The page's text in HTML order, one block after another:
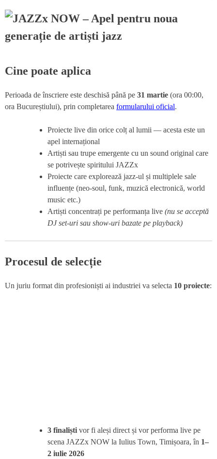
Cine poate aplica
Perioada de înscriere este deschisă până pe 31 martie (ora 00:00,
ora Bucureștiului), prin completarea formularului oficial.
Proiecte live din orice colț al lumii — acesta este un
apel internațional
Artiști sau trupe emergente cu un sound original care
se potrivește spiritului JAZZx
Proiecte care explorează jazz-ul și multiplele sale
influențe (neo-soul, funk, muzică electronică, world
music etc.)
Artiști concentrați pe performanța live (nu se acceptă
DJ set-uri sau show-uri bazate pe playback)
Procesul de selecție
Un juriu format din profesioniști ai industriei va selecta 10 proiecte:
3 finaliști vor fi aleși direct și vor performa live pe
scena JAZZx NOW la Iulius Town, Timișoara, în 1–
2 iulie 2026